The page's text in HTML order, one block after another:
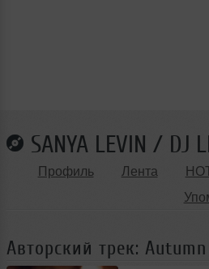
SANYA LEVIN / DJ
Профиль Лента
Авторский трек: